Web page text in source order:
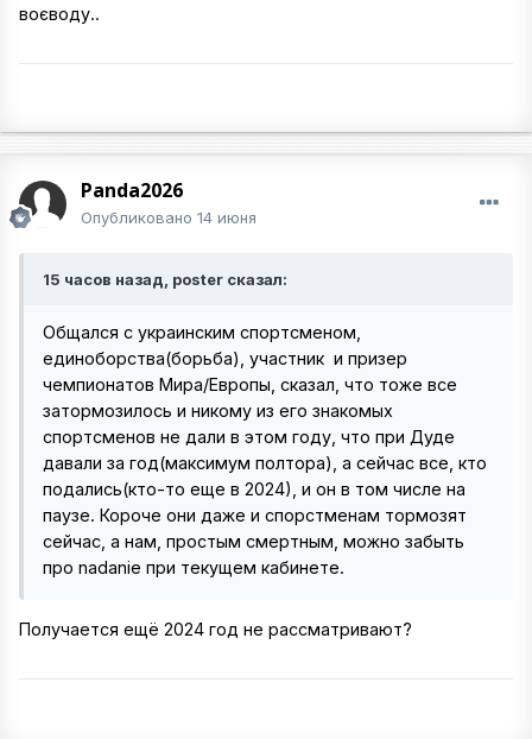
воєводу..
Panda2026
Опубликовано 14 июня
15 часов назад, poster сказал:
Общался с украинским спортсменом,
единоборства(борьба), участник и призер
чемпионатов Мира/Европы, сказал, что тоже все
затормозилось и никому из его знакомых
спортсменов не дали в этом году, что при Дуде
давали за год(максимум полтора), а сейчас все, кто
подались(кто-то еще в 2024), и он в том числе на
паузе. Короче они даже и спорстменам тормозят
сейчас, а нам, простым смертным, можно забыть
про nadanie при текущем кабинете.
Получается ещё 2024 год не рассматривают?